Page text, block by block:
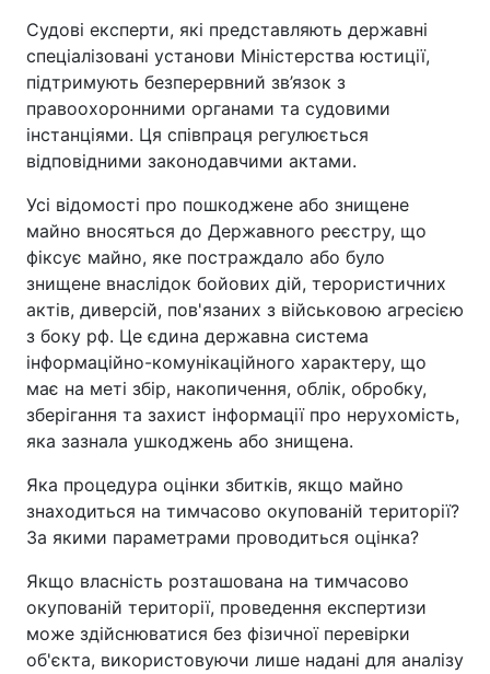
Судові експерти, які представляють державні
спеціалізовані установи Міністерства юстиції,
підтримують безперервний зв’язок з
правоохоронними органами та судовими
інстанціями. Ця співпраця регулюється
відповідними законодавчими актами.
Усі відомості про пошкоджене або знищене
майно вносяться до Державного реєстру, що
фіксує майно, яке постраждало або було
знищене внаслідок бойових дій, терористичних
актів, диверсій, пов'язаних з військовою агресією
з боку рф. Це єдина державна система
інформаційно-комунікаційного характеру, що
має на меті збір, накопичення, облік, обробку,
зберігання та захист інформації про нерухомість,
яка зазнала ушкоджень або знищена.
Яка процедура оцінки збитків, якщо майно
знаходиться на тимчасово окупованій території?
За якими параметрами проводиться оцінка?
Якщо власність розташована на тимчасово
окупованій території, проведення експертизи
може здійснюватися без фізичної перевірки
об'єкта, використовуючи лише надані для аналізу